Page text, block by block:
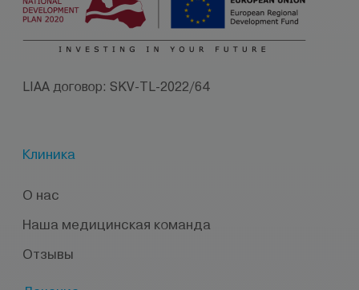
LIAA договор: SKV-TL-2022/64
Клиника
О нас
Наша медицинская команда
Отзывы